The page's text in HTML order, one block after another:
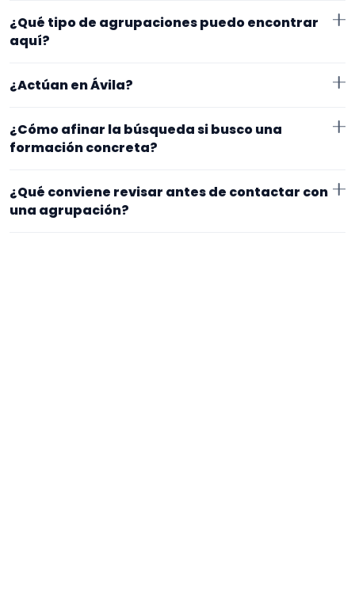
¿Qué tipo de agrupaciones puedo encontrar
aquí?
Aquí verás agrupaciones que trabajan para verbenas.
Conviene comparar repertorio, tamaño de la
¿Actúan en Ávila?
trabajan en Ávila. Algunos son de la zona y otros se
exacto, horarios y posibles gastos.
¿Cómo afinar la búsqueda si busco una
formación concreta?
Empieza por el tipo de evento y la zona. Si ya sabes el
formato que te encaja, usa el filtro de tipo de
agrupación para quedarte con opciones más
¿Qué conviene revisar antes de contactar con
una agrupación?